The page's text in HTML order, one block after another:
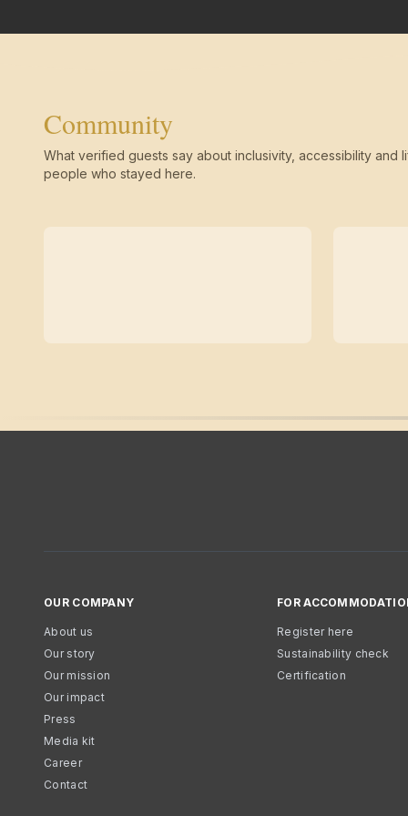
Community
What verified guests say about inclusivity, accessibility and
people who stayed here.
OUR COMPANY
About us
Our story
Our mission
Our impact
Press
Media kit
Career
Contact
FOR
Register here
Sustainability check
Certification